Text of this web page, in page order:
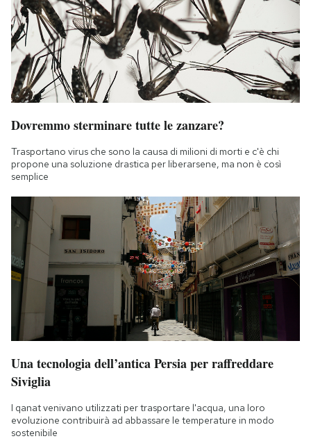
Dovremmo sterminare tutte le zanzare?
Trasportano virus che sono la causa di milioni di morti e c'è chi
propone una soluzione drastica per liberarsene, ma non è così
semplice
Una tecnologia dell’antica Persia per raffreddare
Siviglia
I qanat venivano utilizzati per trasportare l'acqua, una loro
evoluzione contribuirà ad abbassare le temperature in modo
sostenibile